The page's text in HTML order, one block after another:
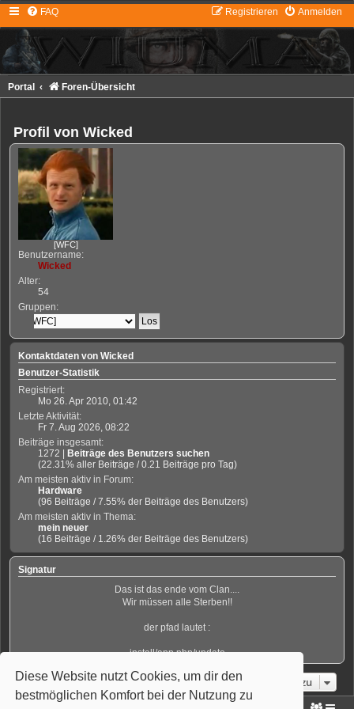
Diese Website nutzt Cookies, um dir den
bestmöglichen Komfort bei der Nutzung zu
FAQ Anmelden
Registrieren
Portal Foren-Übersicht
Profil von Wicked
[WFC]
Benutzername:
Wicked
Alter:
54
Gruppen:
Kontaktdaten von Wicked
Benutzer-Statistik
Registriert:
Mo 26. Apr 2010, 01:42
Letzte Aktivität:
Fr 7. Aug 2026, 08:22
Beiträge insgesamt:
1272 | Beiträge des Benutzers suchen
(22.31% aller Beiträge / 0.21 Beiträge pro Tag)
Am meisten aktiv in Forum:
Hardware
(96 Beiträge / 7.55% der Beiträge des Benutzers)
Am meisten aktiv in Thema:
mein neuer
(16 Beiträge / 1.26% der Beiträge des Benutzers)
Signatur
Das ist das ende vom Clan....
Wir müssen alle Sterben!!
der pfad lautet :
install/app.php/update
Gehe zu